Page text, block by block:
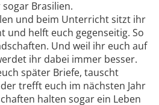
sogar Brasilien.
und beim Unterricht sitzt ihr
und helft euch gegenseitig. So
Und weil ihr euch auf
ihr dabei immer besser.
später Briefe, tauscht
trefft euch im nächsten Jahr
halten sogar ein Leben